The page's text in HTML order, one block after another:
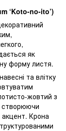
‘Koto-no-ito’)
як
форму листя.
та влітку
жовтий з
створюючи
акцент. Крона